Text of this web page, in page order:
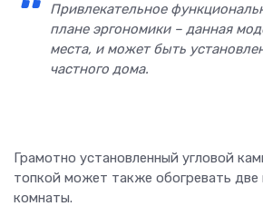
Привлекательное
плане эргономики – данная
места, и может быть
частного дома.
Грамотно установленный угловой
топкой может также обогревать
комнаты.